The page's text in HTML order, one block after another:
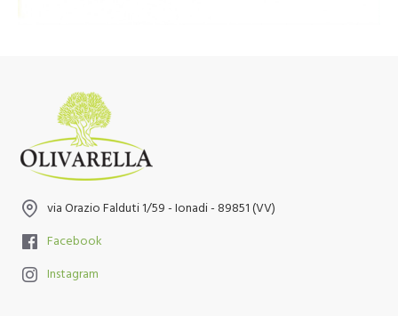
via Orazio Falduti 1/59 - Ionadi - 89851 (VV)
Facebook
Instagram